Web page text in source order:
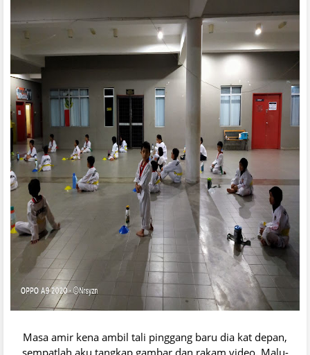
Masa amir kena ambil tali pinggang baru dia kat depan,
sempatlah aku tangkap gambar dan rakam video. Malu-